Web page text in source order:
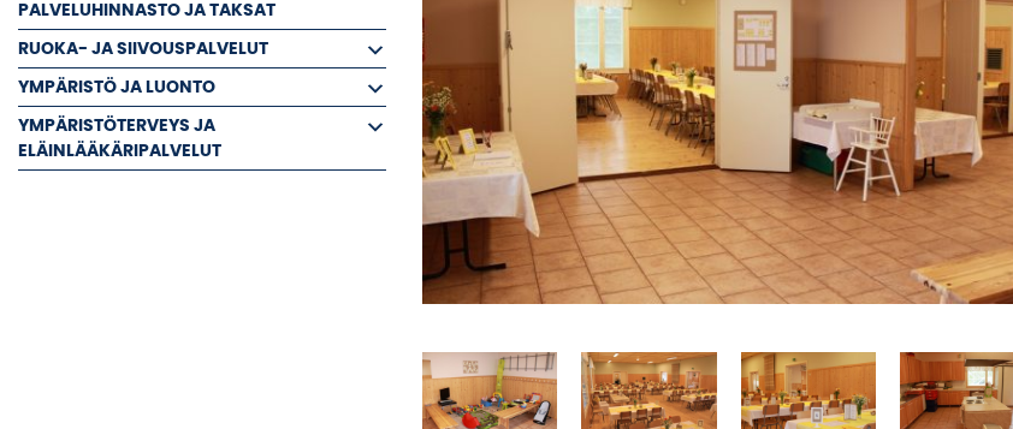
PALVELUHINNASTO JA TAKSAT
RUOKA- JA SIIVOUSPALVELUT
YMPÄRISTÖ JA LUONTO
YMPÄRISTÖTERVEYS JA
ELÄINLÄÄKÄRIPALVELUT